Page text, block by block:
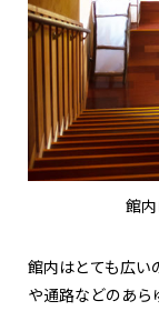
館
館内はとても広い
や通路などのあら